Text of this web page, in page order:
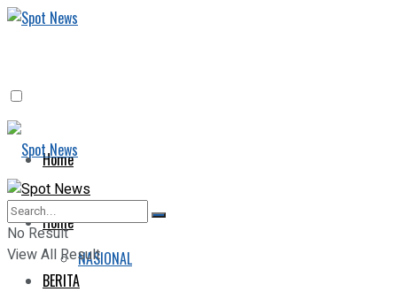
Home
BERITA
NASIONAL
Home
BERITA
No Result
View All Result